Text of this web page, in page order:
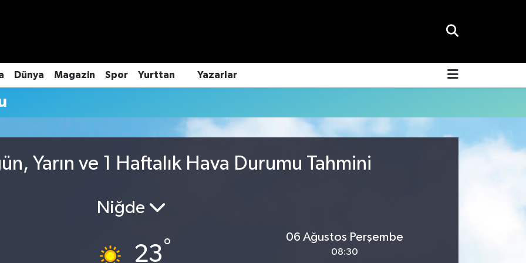
Dünya Magazin Spor Yurttan Yazarlar
Yarın ve 1 Haftalık Hava Durumu Tahmini
Niğde
23°
06 Ağustos Perşembe
08:30